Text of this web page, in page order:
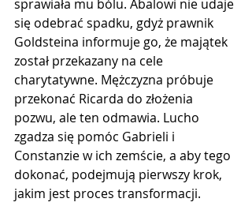
sprawiała mu bólu. Abalowi nie udaje
się odebrać spadku, gdyż prawnik
Goldsteina informuje go, że majątek
został przekazany na cele
charytatywne. Mężczyzna próbuje
przekonać Ricarda do złożenia
pozwu, ale ten odmawia. Lucho
zgadza się pomóc Gabrieli i
Constanzie w ich zemście, a aby tego
dokonać, podejmują pierwszy krok,
jakim jest proces transformacji.